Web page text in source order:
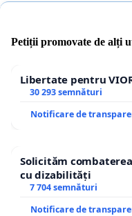
Petiții promovate de alți
Libertate pentru
30 293 semnături
Notificare de
Solicităm
cu dizabilități
7 704 semnături
Notificare de